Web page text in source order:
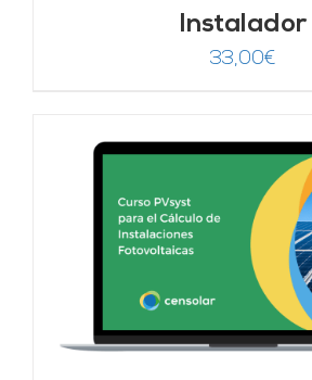
Instalador
33,00€